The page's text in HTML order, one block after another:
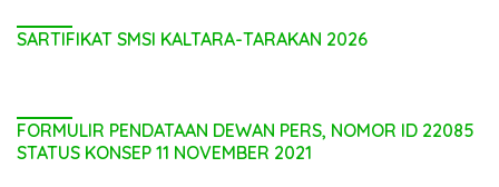
SARTIFIKAT SMSI KALTARA-TARAKAN 2026
FORMULIR PENDATAAN DEWAN PERS, NOMOR ID 22085
STATUS KONSEP 11 NOVEMBER 2021